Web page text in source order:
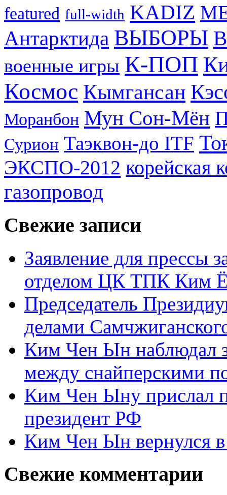
featured full-width KADIZ
Антарктида ВЫБОРЫ
военные игры К-ПОП
Космос Кымгансан
Моранбон Мун Сон-Мён
Сурион Таэквон-до ITF
ЭКСПО-2012 корейская
газопровод
Свежие записи
Заявление для прессы
отделом ЦК ТПК Ким
Председатель
делами
Ким Чен Ын наблюдал
между снайперскими
Ким Чен Ыну прислал
президент РФ
Ким Чен Ын вернулся
Свежие комментарии